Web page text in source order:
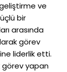
ve
bir
arasında
görev
liderlik etti.
görev yapan